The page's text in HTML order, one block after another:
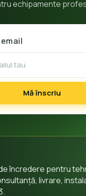
echipamente
Mă înscriu
încredere pentru
livrare,